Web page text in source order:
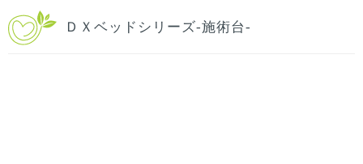
ＤＸベッドシリーズ-施術台-